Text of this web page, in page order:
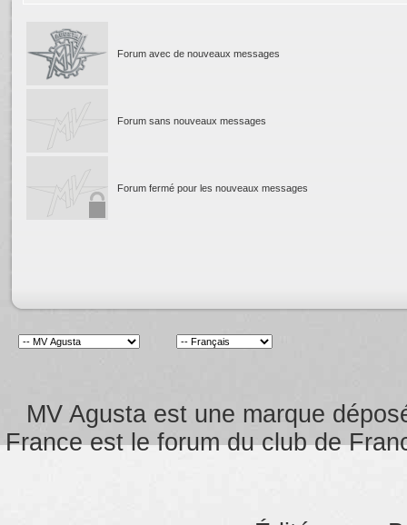
Forum avec de nouveaux messages
Forum sans nouveaux messages
Forum fermé pour les nouveaux messages
MV Agusta est une marque
France est le forum du club de